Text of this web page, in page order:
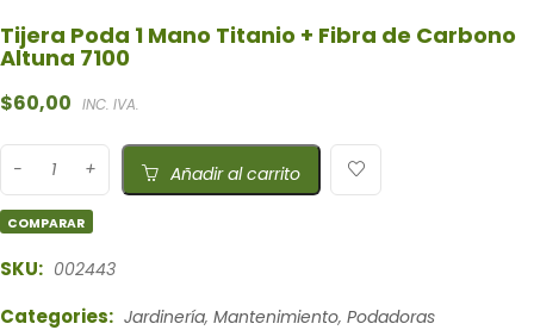
Tijera Poda 1 Mano Titanio + Fibra de Carbono
Altuna 7100
$60,00 INC. IVA.
Añadir al carrito
COMPARAR
SKU: 002443
Categories: Jardinería, Mantenimiento, Podadoras